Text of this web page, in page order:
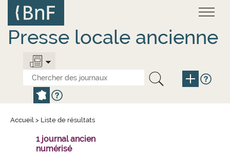
contenu
principal
Presse locale ancienne
Accueil > Liste de résultats
1 journal ancien
numérisé
Panneau de gestion des cookies